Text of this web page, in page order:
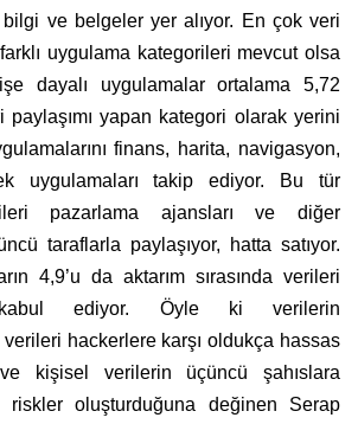
ve belgeler yer alıyor. En çok veri
farklı uygulama kategorileri mevcut olsa
dayalı uygulamalar ortalama 5,72
yapan kategori olarak yerini
finans, harita, navigasyon,
uygulamaları takip ediyor. Bu tür
pazarlama ajansları ve diğer
taraflarla paylaşıyor, hatta satıyor.
4,9’u da aktarım sırasında verileri
kabul ediyor. Öyle ki verilerin
hackerlere karşı oldukça hassas
kişisel verilerin üçüncü şahıslara
riskler oluşturduğuna değinen Serap